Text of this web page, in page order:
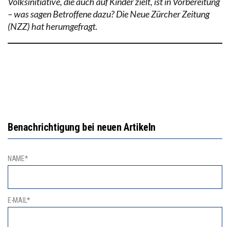
– was sagen Betroffene dazu? Die Neue Zürcher Zeitung
(NZZ) hat herumgefragt.
Benachrichtigung bei neuen Artikeln
NAME*
E-MAIL*